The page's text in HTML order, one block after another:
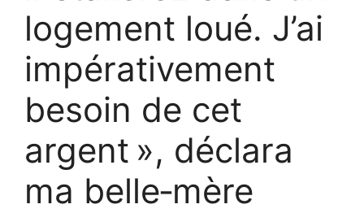
logement loué. J’ai
impérativement
besoin de cet
argent », déclara
ma belle‑mère